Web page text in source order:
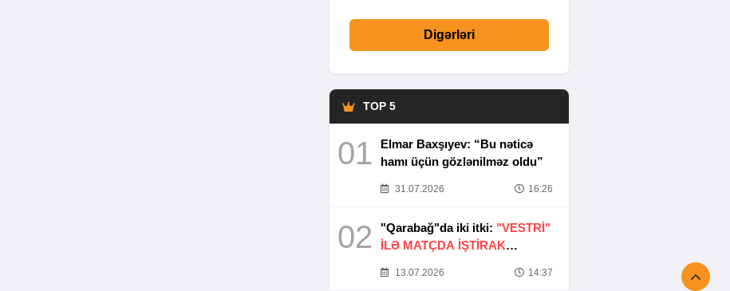
Digərləri
TOP 5
01
Elmar Baxşıyev: “Bu nəticə
hamı üçün gözlənilməz oldu”
31.07.2026 16:26
02 "Qarabağ"da iki itki: "VESTRİ"
İLƏ MATÇDA İŞTİRAK
13.07.2026 14:37